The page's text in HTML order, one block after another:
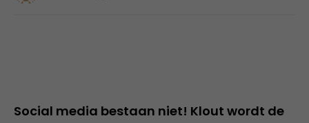
Social media bestaan niet! Klout wordt de